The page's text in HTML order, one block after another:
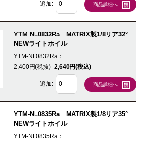
追加: 商品詳細へ
YTM-NL0832Ra MATRIX製1/8リア32°
NEWライトホイル
YTM-NL0832Ra：
2,400円(税抜) 2,640円(税込)
追加: 商品詳細へ
YTM-NL0835Ra MATRIX製1/8リア35°
NEWライトホイル
YTM-NL0835Ra：